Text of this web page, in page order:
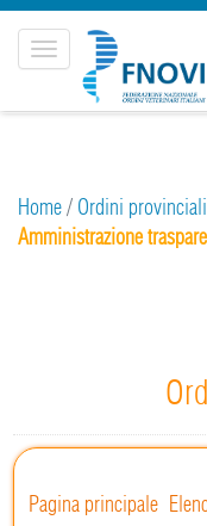
Toggle
navigation
Home/ Ordini provinciali
Amministrazione
Pagina principale